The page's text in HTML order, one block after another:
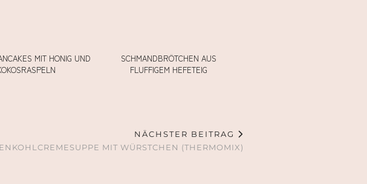
MIT HONIG UND
SCHMANDBRÖTCHEN AUS
FLUFFIGEM HEFETEIG
NÄCHSTER BEITRAG
MIT WÜRSTCHEN (THERMOMIX)